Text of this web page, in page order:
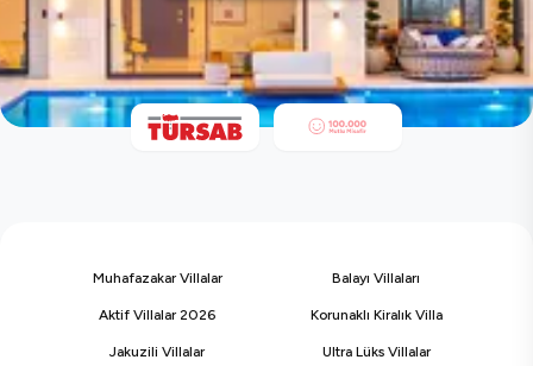
Muhafazakar Villalar Balayı Villaları
Aktif Villalar 2026 Korunaklı Kiralık Villa
Jakuzili Villalar Ultra Lüks Villalar